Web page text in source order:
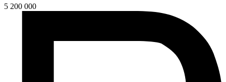
5 200 000